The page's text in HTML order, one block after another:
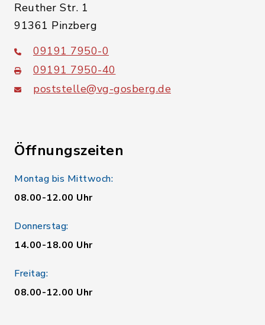
Reuther Str. 1
91361 Pinzberg
09191 7950-0
09191 7950-40
poststelle@vg-gosberg.de
Öffnungszeiten
Montag bis Mittwoch:
08.00-12.00 Uhr
Donnerstag:
14.00-18.00 Uhr
Freitag:
08.00-12.00 Uhr